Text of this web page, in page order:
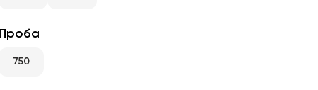
Проба
750